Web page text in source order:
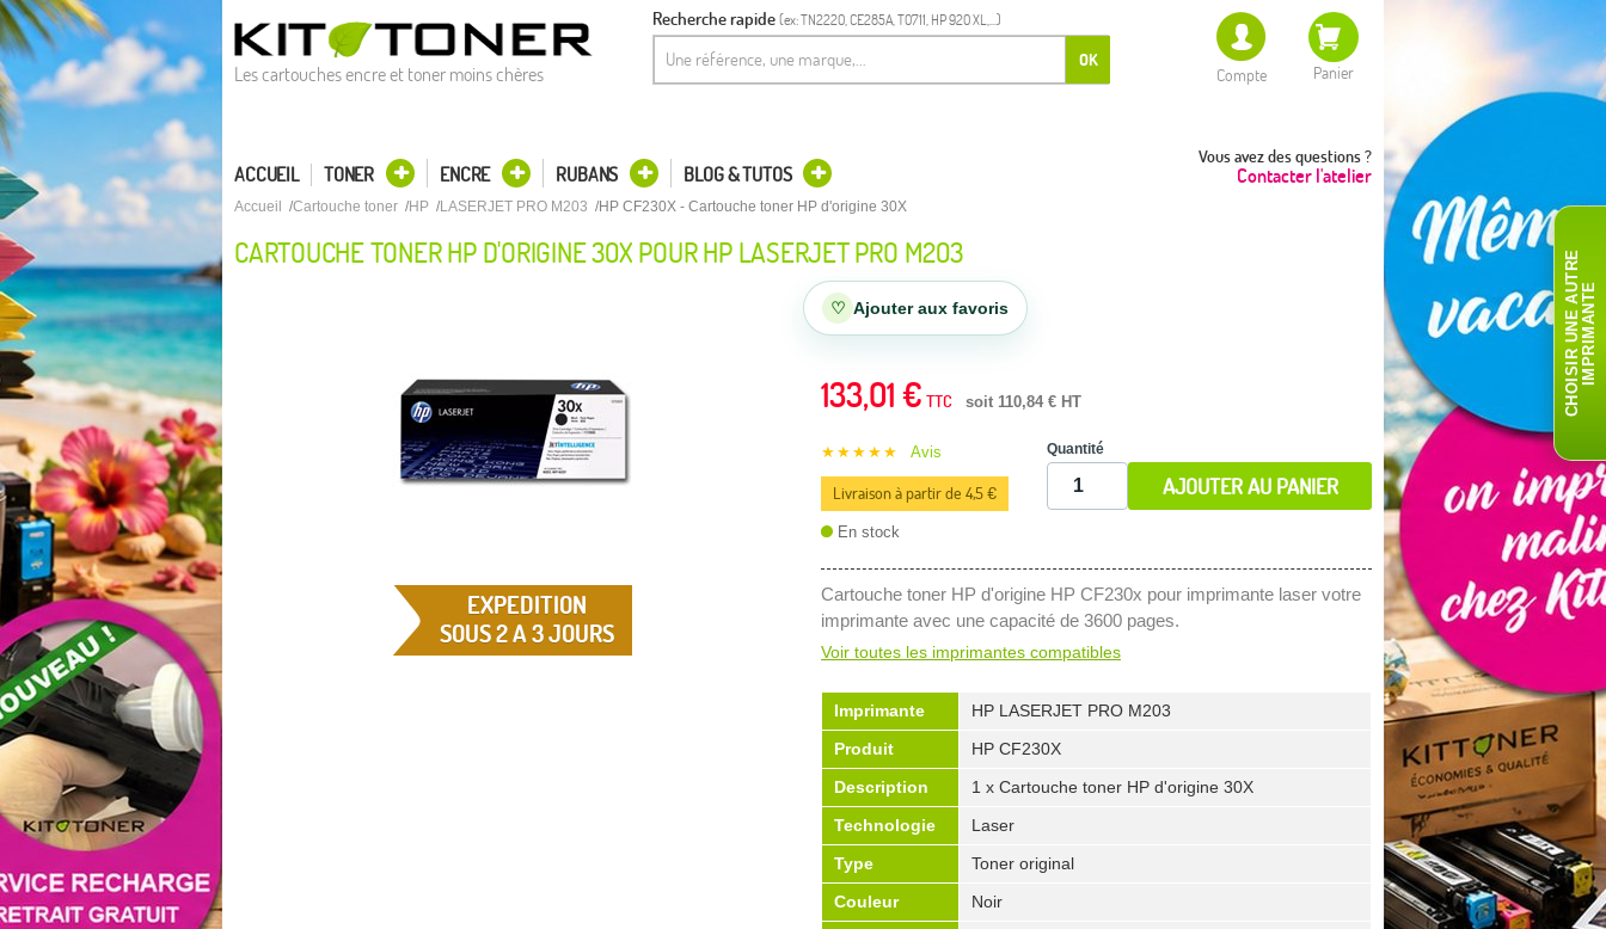
Les cartouches encre et toner moins chères
Recherche rapide (ex: TN2220, CE285A, T0711, HP 920 XL,...)
OK
Compte Panier
Vous avez des questions ?
Contacter l'atelier
ACCUEIL TONER ENCRE RUBANS BLOG & TUTOS
Accueil Cartouche toner HP LASERJET PRO M203 HP CF230X - Cartouche toner HP d'origine 30X
CARTOUCHE TONER HP D'ORIGINE 30X POUR HP LASERJET PRO M203
♡ Ajouter aux favoris
EXPEDITION
SOUS 2 A 3 JOURS
133,01 € TTC soit 110,84 € HT
★★★★★ Avis
Livraison à partir de 4,5 €
En stock
Quantité
AJOUTER AU PANIER
Cartouche toner HP d'origine HP CF230x pour imprimante laser votre
imprimante avec une capacité de 3600 pages.
Voir toutes les imprimantes compatibles
Imprimante
HP LASERJET PRO M203
Produit
HP CF230X
Description
1 x Cartouche toner HP d'origine 30X
Technologie
Laser
Type
Toner original
Couleur
Noir
C
H
O
I
S
I
R
U
N
E
AU
T
R
E
I
M
P
R
I
M
A
N
TE